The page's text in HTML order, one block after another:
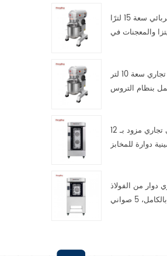
خلاط كوكبي كهربائي سعة 15 لترًا
والمعجنات في
خلاط كوكبي تجاري سعة 10 لتر
بنظام التروس
فرن غاز حراري تجاري مزود بـ 12
دوارة للمخابز
دوار من الفولاذ
5 صواني